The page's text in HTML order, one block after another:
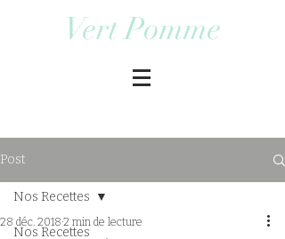
Vert Pomme
Post
Nos Recettes
Nos Recettes
28 déc. 2018 2 min de lecture